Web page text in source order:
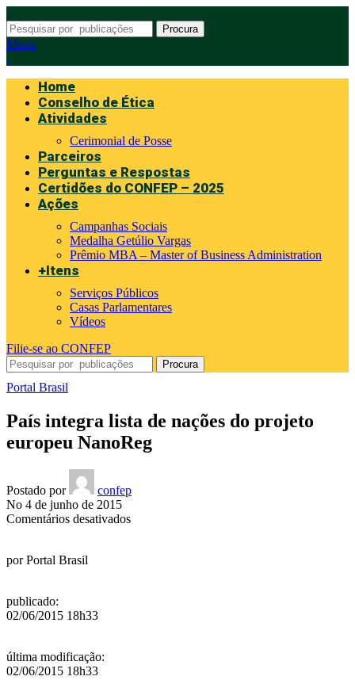
Procura
Menu
Home
Conselho de Ética
Atividades
Cerimonial de Posse
Parceiros
Perguntas e Respostas
Certidões do CONFEP – 2025
Ações
Campanhas Sociais
Medalha Getúlio Vargas
Prêmio MBA – Master of Business Administration
+Itens
Serviços Públicos
Casas Parlamentares
Vídeos
Filie-se ao CONFEP
Procura
Portal Brasil
País integra lista de nações do projeto
europeu NanoReg
Postado por
confep
No 4 de junho de 2015
Comentários desativadosem
porPortal Brasil
publicado:
02/06/2015 18h33
última modificação:
02/06/2015 18h33